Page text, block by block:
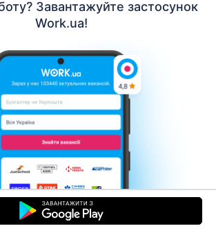
Завантажуйте застосунок
Work.ua!
Про нас
Кар’єра
Допомога Умови використання